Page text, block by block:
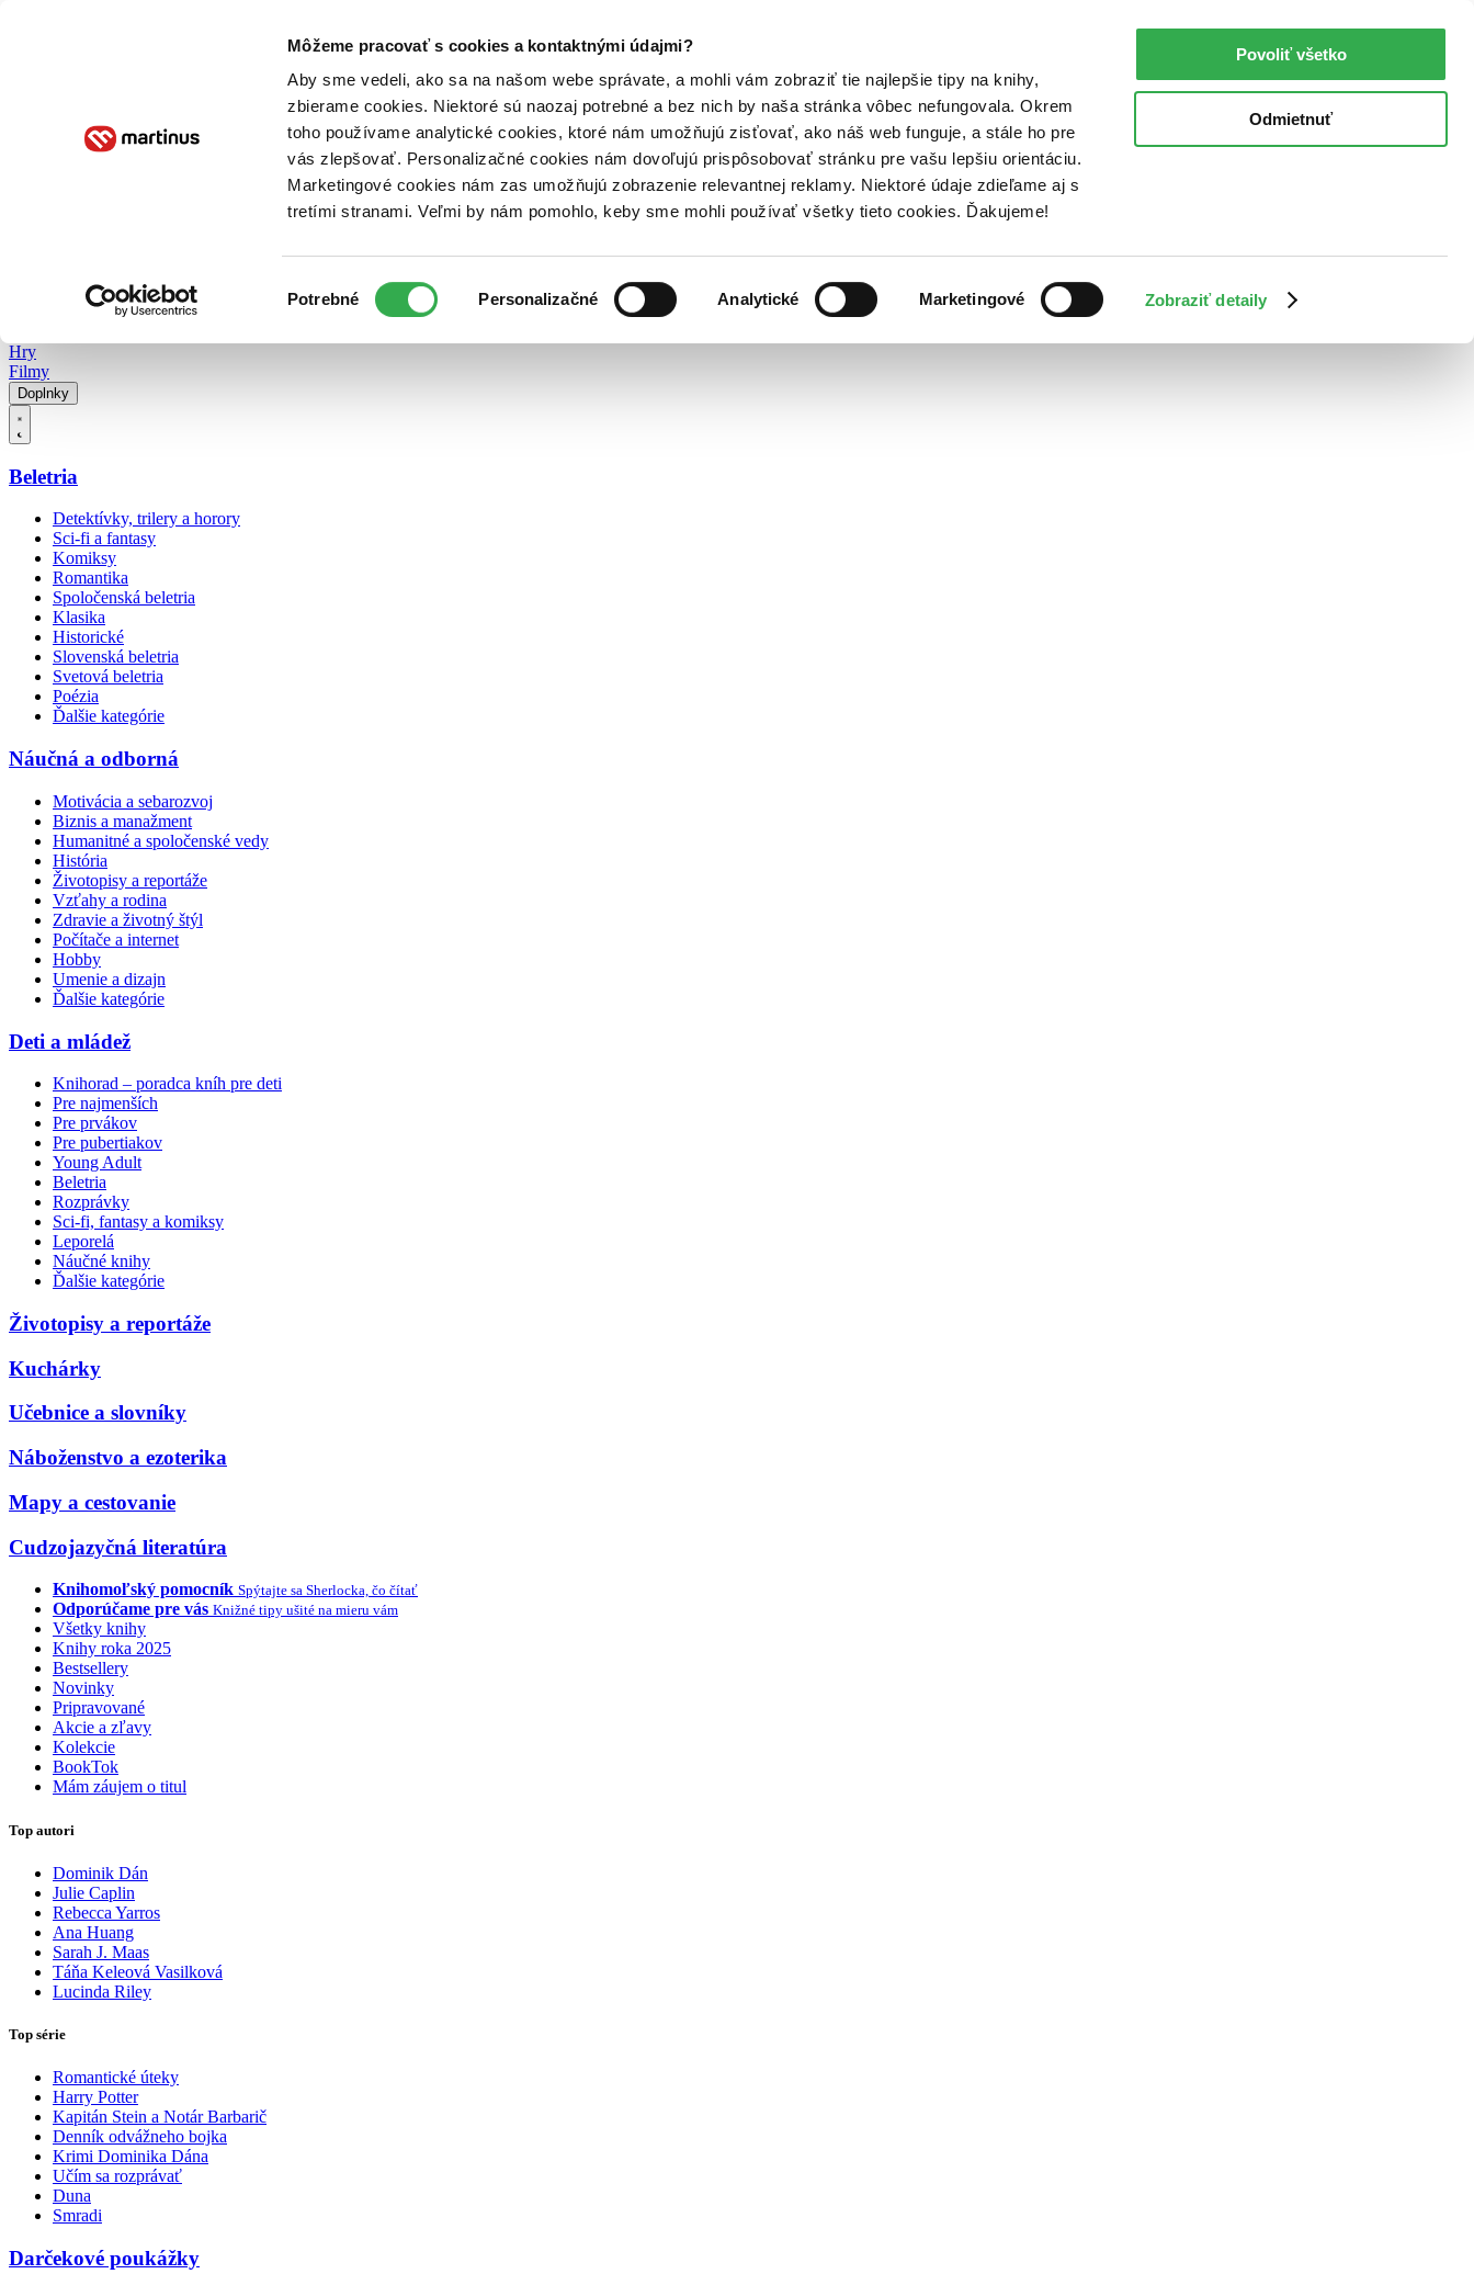
Môžeme pracovať s cookies a kontaktnými údajmi?
Aby sme vedeli, ako sa na našom webe správate, a mohli vám zobraziť tie najlepšie tipy na knihy,
zbierame cookies. Niektoré sú naozaj potrebné a bez nich by naša stránka vôbec nefungovala. Okrem
toho používame analytické cookies, ktoré nám umožňujú zisťovať, ako náš web funguje, a stále ho pre
vás zlepšovať. Personalizačné cookies nám dovoľujú prispôsobovať stránku pre vašu lepšiu orientáciu.
Marketingové cookies nám zas umožňujú zobrazenie relevantnej reklamy. Niektoré údaje zdieľame aj s
tretími stranami. Veľmi by nám pomohlo, keby sme mohli používať všetky tieto cookies. Ďakujeme!
súhlasu
Potrebné Personalizačné Analytické Marketingové Zobraziť detaily
Povoliť všetko
Odmietnuť
Poukážky Kontakt
Hry
Filmy
Doplnky
Beletria
Detektívky, trilery a horory
Sci-fi a fantasy
Komiksy
Romantika
Spoločenská beletria
Klasika
Historické
Slovenská beletria
Svetová beletria
Poézia
Ďalšie kategórie
Náučná a odborná
Motivácia a sebarozvoj
Biznis a manažment
Humanitné a spoločenské vedy
História
Životopisy a reportáže
Vzťahy a rodina
Zdravie a životný štýl
Počítače a internet
Hobby
Umenie a dizajn
Ďalšie kategórie
Deti a mládež
Knihorad – poradca kníh pre deti
Pre najmenších
Pre prvákov
Pre pubertiakov
Young Adult
Beletria
Rozprávky
Sci-fi, fantasy a komiksy
Leporelá
Náučné knihy
Ďalšie kategórie
Životopisy a reportáže
Kuchárky
Učebnice a slovníky
Náboženstvo a ezoterika
Mapy a cestovanie
Cudzojazyčná literatúra
Knihomoľský pomocník Spýtajte sa Sherlocka, čo čítať
Odporúčame pre vás Knižné tipy ušité na mieru vám
Všetky knihy
Knihy roka 2025
Bestsellery
Novinky
Pripravované
Akcie a zľavy
Kolekcie
BookTok
Mám záujem o titul
Top autori
Dominik Dán
Julie Caplin
Rebecca Yarros
Ana Huang
Sarah J. Maas
Táňa Keleová Vasilková
Lucinda Riley
Top série
Romantické úteky
Harry Potter
Kapitán Stein a Notár Barbarič
Denník odvážneho bojka
Krimi Dominika Dána
Učím sa rozprávať
Duna
Smradi
Darčekové poukážky